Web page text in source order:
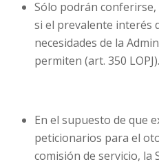
Sólo podrán
si el prevalente interés
necesidades de la
permiten (art. 350 LOPJ).
En el supuesto de que
peticionarios para el
comisión de servicio, la